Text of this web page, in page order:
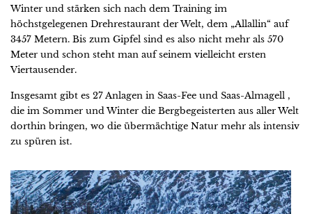
Winter und stärken sich nach dem Training im
höchstgelegenen Drehrestaurant der Welt, dem „Allallin“ auf
3457 Metern. Bis zum Gipfel sind es also nicht mehr als 570
Meter und schon steht man auf seinem vielleicht ersten
Viertausender.
Insgesamt gibt es 27 Anlagen in Saas-Fee und Saas-Almagell ,
die im Sommer und Winter die Bergbegeisterten aus aller Welt
dorthin bringen, wo die übermächtige Natur mehr als intensiv
zu spüren ist.